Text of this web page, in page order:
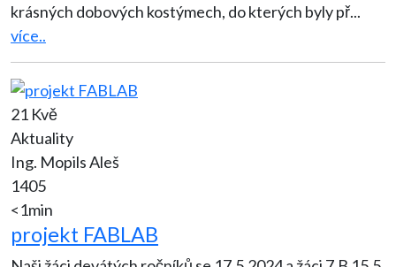
krásných dobových kostýmech, do kterých byly př...
více..
21 Kvě
Aktuality
Ing. Mopils Aleš
1405
<1min
projekt FABLAB